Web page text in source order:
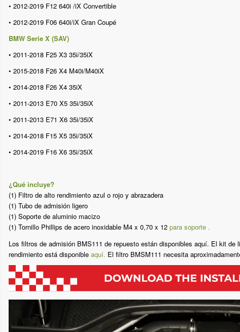
• 2012-2019 F12 640i/iX Convertible
• 2012-2019 F06 640i/iX Gran Coupé
BMW Serie X(SAV)
• 2011-2018 F25 X3 35i/35iX
• 2015-2018 F26 X4 M40i/M40iX
• 2014-2018 F26 X4 35iX
• 2011-2013 E70 X5 35i/35iX
• 2011-2013 E71 X6 35i/35iX
• 2014-2018 F15 X5 35i/35iX
• 2014-2019 F16 X6 35i/35iX
¿Qué incluye?
(1) Filtro de alto rendimiento azul o rojo y abrazadera
(1) Tubo de admisión ligero
(1) Soporte de aluminio macizo
(1) Tornillo Phillips de acero inoxidable M4 x 0,70 x 12 para soporte .
Los filtros de admisión BMS111 de repuesto están disponibles aquí. El kit
rendimiento está disponibleaquí. El filtro BMSM111 necesita